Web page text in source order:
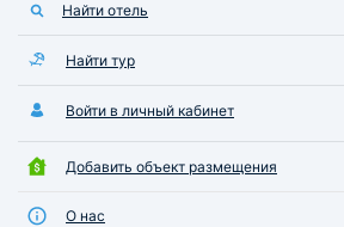
Найти отель
Найти тур
Войти в личный кабинет
Добавить объект размещения
О нас